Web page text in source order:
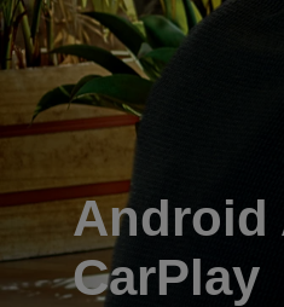
Android
CarPlay